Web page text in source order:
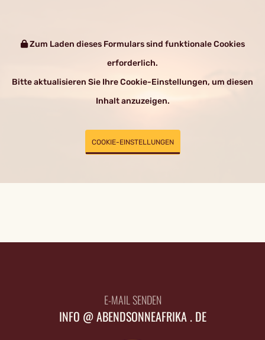
Zum Laden dieses Formulars sind funktionale Cookies
erforderlich.
Bitte aktualisieren Sie Ihre Cookie-Einstellungen, um diesen
Inhalt anzuzeigen.
COOKIE-EINSTELLUNGEN
E-MAIL SENDEN
INFO @ ABENDSONNEAFRIKA . DE